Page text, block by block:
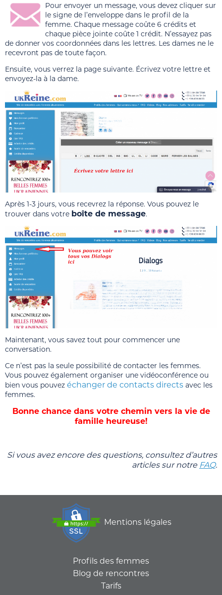
Pour envoyer un message, vous devez cliquer sur
le signe de l’enveloppe dans le profil de la
femme. Chaque message coûte 6 crédits et
chaque pièce jointe coûte 1 crédit. N’essayez pas
de donner vos coordonnées dans les lettres. Les dames ne le
recevront pas de toute façon.
Ensuite, vous verrez la page suivante. Écrivez votre lettre et
envoyez-la à la dame.
Après 1-3 jours, vous recevrez la réponse. Vous pouvez le
trouver dans votre boîte de message.
Maintenant, vous savez tout pour commencer une
conversation.
Ce n’est pas la seule possibilité de contacter les femmes.
Vous pouvez également organiser une vidéoconférence ou
bien vous pouvez échanger de contacts directs avec les
femmes.
Bonne chance dans votre chemin vers la vie de
famille heureuse!
Si vous avez encore des questions, consultez d’autres
articles sur notre FAQ.
Mentions légales
Profils des femmes
Blog de rencontres
Tarifs